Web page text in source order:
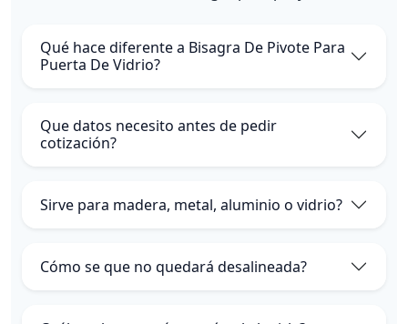
Qué hace diferente a Bisagra De Pivote Para
Puerta De Vidrio?
Que datos necesito antes de pedir
cotización?
Sirve para madera, metal, aluminio o vidrio?
Cómo se que no quedará desalineada?